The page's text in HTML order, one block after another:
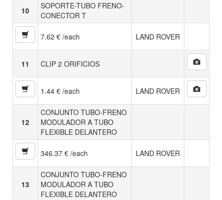
10
SOPORTE-TUBO FRENO-
CONECTOR T
7.62 € /each LAND ROVER
11 CLIP 2 ORIFICIOS
1.44 € /each LAND ROVER
12
CONJUNTO TUBO-FRENO
MODULADOR A TUBO
FLEXIBLE DELANTERO
346.37 € /each LAND ROVER
13
CONJUNTO TUBO-FRENO
MODULADOR A TUBO
FLEXIBLE DELANTERO